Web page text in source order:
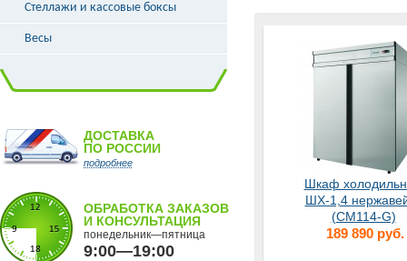
Шкаф
ШХ-1,4
(СМ114-G)
189 890 руб.
Стеллажи и кассовые боксы
Весы
ДОСТАВКА
ПО РОССИИ
подробнее
ОБРАБОТКА ЗАКАЗОВ
И КОНСУЛЬТАЦИЯ
понедельник—пятница
9:00—19:00